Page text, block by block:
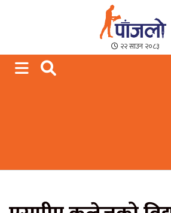
Paajalo News
We are from Far West
२२ साउन २०८३